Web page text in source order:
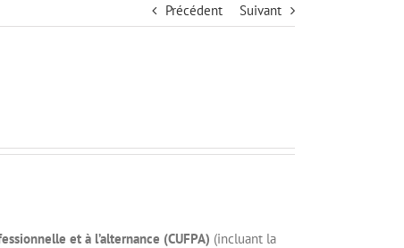
Précédent Suivant
et à l’alternance (CUFPA) (incluant la